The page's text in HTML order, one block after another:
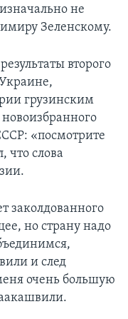
не
Зеленскому.
второго
грузинским
«посмотрите
что слова
заколдованного
но страну надо
и след
очень большую